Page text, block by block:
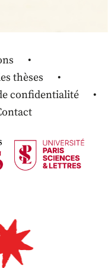
thèses
confidentialité